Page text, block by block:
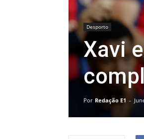
Desporto
Xavi
Por Redação E1 -